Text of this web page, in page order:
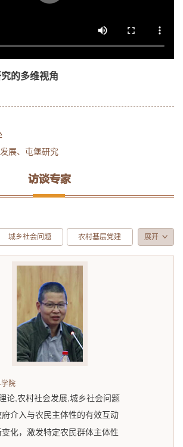
的多维视角
展、屯堡研究
访谈专家
展开
城乡社会问题 农村基层党建
基层党建 屯堡研究
院
论,农村社会发展,城乡社会问题
介入与农民主体性的有效互动
化，激发特定农民群体主体性